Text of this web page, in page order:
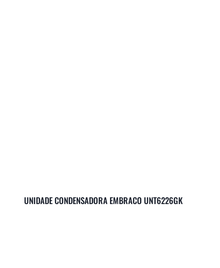
UNIDADE CONDENSADORA EMBRACO UNT6226GK